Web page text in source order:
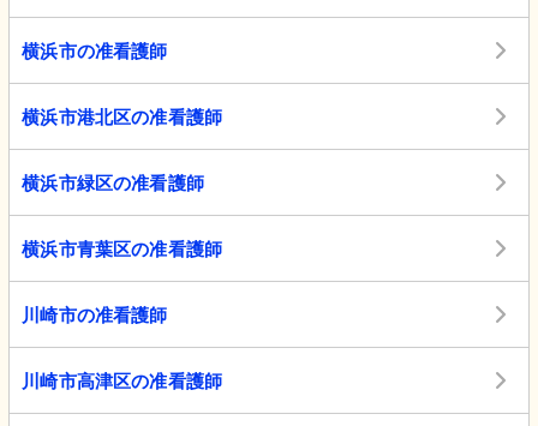
横浜市の准看護師
横浜市港北区の准看護師
横浜市緑区の准看護師
横浜市青葉区の准看護師
川崎市の准看護師
川崎市高津区の准看護師